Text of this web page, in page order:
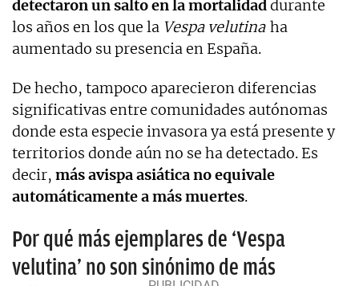
detectaron un salto en la mortalidaddurante
los años en los que la Vespa velutina ha
aumentado su presencia en España.
De hecho, tampoco aparecieron diferencias
significativas entre comunidades autónomas
donde esta especie invasora ya está presente y
territorios donde aún no se ha detectado. Es
decir, más avispa asiática no equivale
automáticamente a más muertes.
Por qué más ejemplares de ‘Vespa
velutina’ no son sinónimo de más